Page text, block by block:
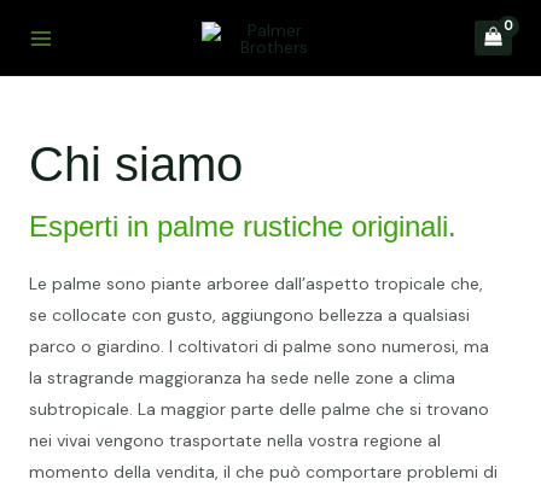
Chi siamo
Esperti in palme rustiche originali.
Le palme sono piante arboree dall’aspetto tropicale che,
se collocate con gusto, aggiungono bellezza a qualsiasi
parco o giardino. I coltivatori di palme sono numerosi, ma
la stragrande maggioranza ha sede nelle zone a clima
subtropicale. La maggior parte delle palme che si trovano
nei vivai vengono trasportate nella vostra regione al
momento della vendita, il che può comportare problemi di